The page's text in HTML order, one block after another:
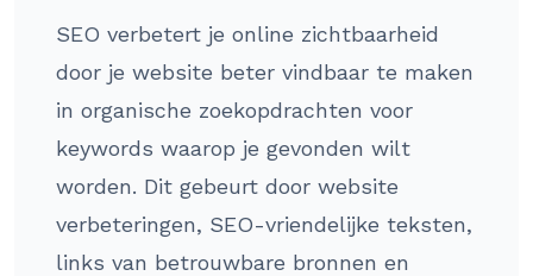
SEO verbetert je online zichtbaarheid
door je website beter vindbaar te maken
in organische zoekopdrachten voor
keywords waarop je gevonden wilt
worden. Dit gebeurt door website
verbeteringen, SEO-vriendelijke teksten,
links van betrouwbare bronnen en